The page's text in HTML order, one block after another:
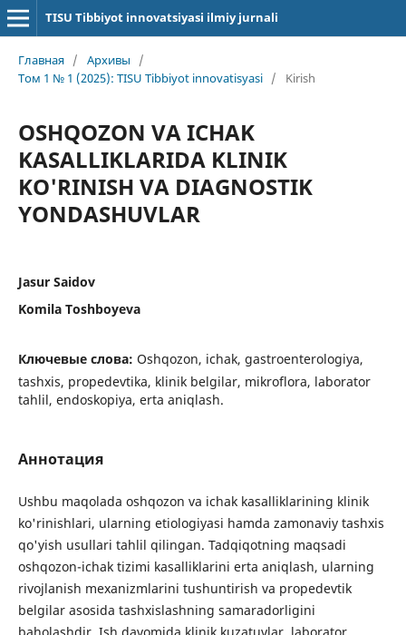
TISU Tibbiyot innovatsiyasi ilmiy jurnali
Главная / Архивы
/
Том 1 № 1 (2025): TISU Tibbiyot innovatisyasi / Kirish
OSHQOZON VA ICHAK
KASALLIKLARIDA KLINIK
KO'RINISH VA DIAGNOSTIK
YONDASHUVLAR
Jasur Saidov
Komila Toshboyeva
Ключевые слова: Oshqozon, ichak, gastroenterologiya,
tashxis, propedevtika, klinik belgilar, mikroflora, laborator
tahlil, endoskopiya, erta aniqlash.
Аннотация
Ushbu maqolada oshqozon va ichak kasalliklarining klinik
ko'rinishlari, ularning etiologiyasi hamda zamonaviy tashxis
qo'yish usullari tahlil qilingan. Tadqiqotning maqsadi
oshqozon-ichak tizimi kasalliklarini erta aniqlash, ularning
rivojlanish mexanizmlarini tushuntirish va propedevtik
belgilar asosida tashxislashning samaradorligini